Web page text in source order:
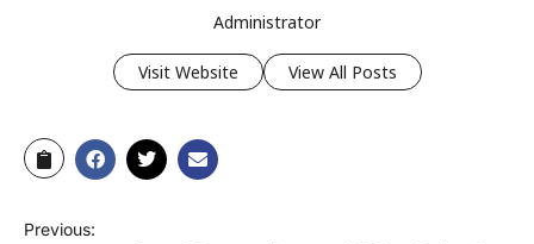
Administrator
Visit Website View All Posts
Previous: